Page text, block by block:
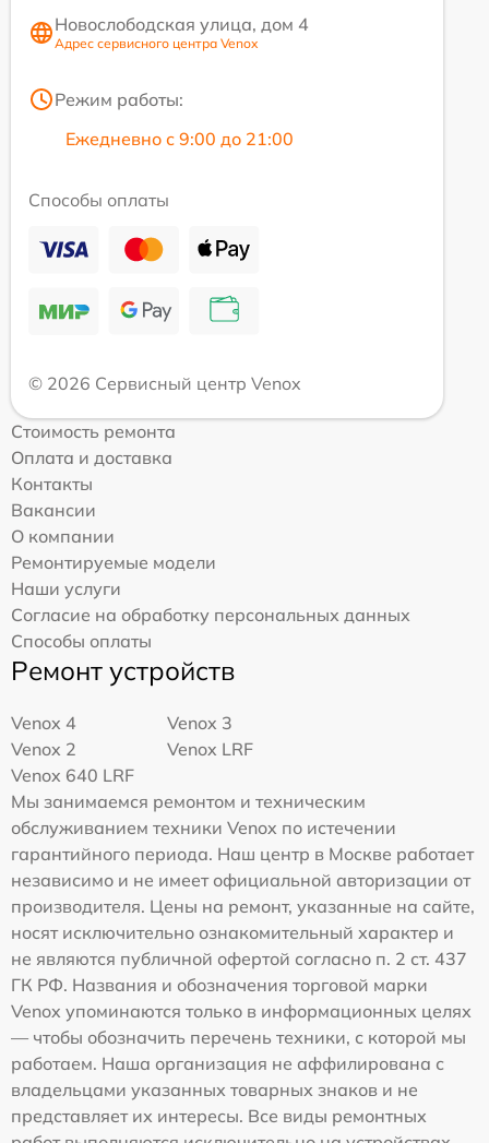
Новослободская улица, дом 4
Адрес сервисного центра Venox
Режим работы:
Ежедневно с 9:00 до 21:00
Способы оплаты
© 2026 Сервисный центр Venox
Стоимость ремонта
Оплата и доставка
Контакты
Вакансии
О компании
Ремонтируемые модели
Наши услуги
Согласие на обработку персональных данных
Способы оплаты
Ремонт устройств
Venox 4
Venox 3
Venox 2
Venox LRF
Venox 640 LRF
Мы занимаемся ремонтом и техническим
обслуживанием техники Venox по истечении
гарантийного периода. Наш центр в Москве работает
независимо и не имеет официальной авторизации от
производителя. Цены на ремонт, указанные на сайте,
носят исключительно ознакомительный характер и
не являются публичной офертой согласно п. 2 ст. 437
ГК РФ. Названия и обозначения торговой марки
Venox упоминаются только в информационных целях
— чтобы обозначить перечень техники, с которой мы
работаем. Наша организация не аффилирована с
владельцами указанных товарных знаков и не
представляет их интересы. Все виды ремонтных